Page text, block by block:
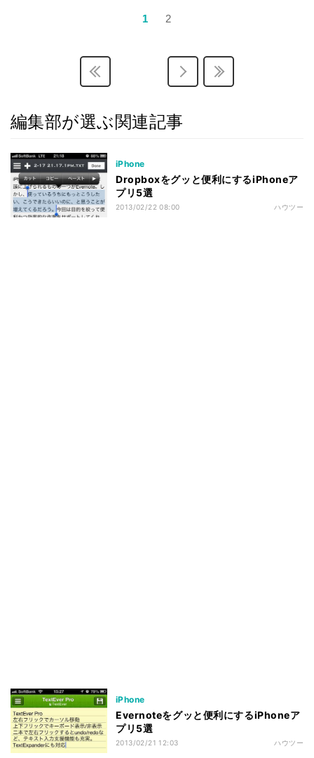
1 2
編集部が選ぶ関連記事
iPhone
Dropboxをグッと便利にするiPhoneア
プリ5選
2013/02/22 08:00 ハウツー
iPhone
Evernoteをグッと便利にするiPhoneア
プリ5選
2013/02/21 12:03 ハウツー